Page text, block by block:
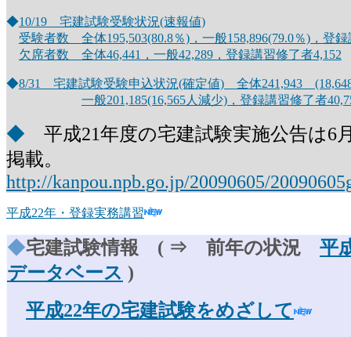
◆10/19 宅建試験受験状況(速報値)
受験者数 全体195,503(80.8％)，一般158,896(79.0％)，登録
欠席者数 全体46,441，一般42,289，登録講習修了者4,152
◆8/31 宅建試験受験申込状況(確定値) 全体241,943
一般201,185(16,565人減少)，登録講習修了者
◆
平成21年度の宅建試験実施公告は6
掲載。
http://kanpou.npb.go.jp/20090605/
平成22年・登録実務講習
◆宅建試験情報 ( ⇒ 前年の状況 平
データベース )
平成22年の宅建試験をめざして